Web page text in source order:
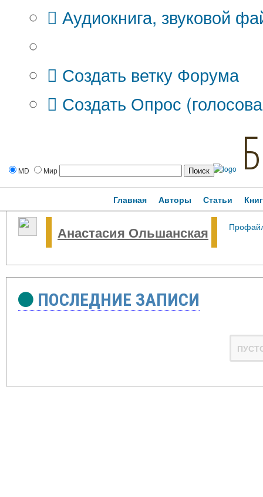
Аудиокнига, звуковой
Создать ветку Форума
Создать Опрос
MD Мир
Главная Авторы Статьи
Анастасия Ольшанская
ПОСЛЕДНИЕ ЗАПИСИ